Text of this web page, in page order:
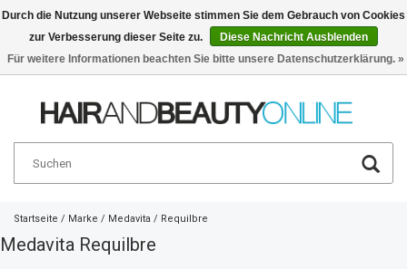
Deutsch €
Startseite / Marke / Medavita / Requilbre
Medavita Requilbre
Durch die Nutzung unserer Webseite stimmen Sie dem Gebrauch von Cookies
zur Verbesserung dieser Seite zu.
Diese Nachricht Ausblenden
Für weitere Informationen beachten Sie bitte unsere Datenschutzerklärung. »